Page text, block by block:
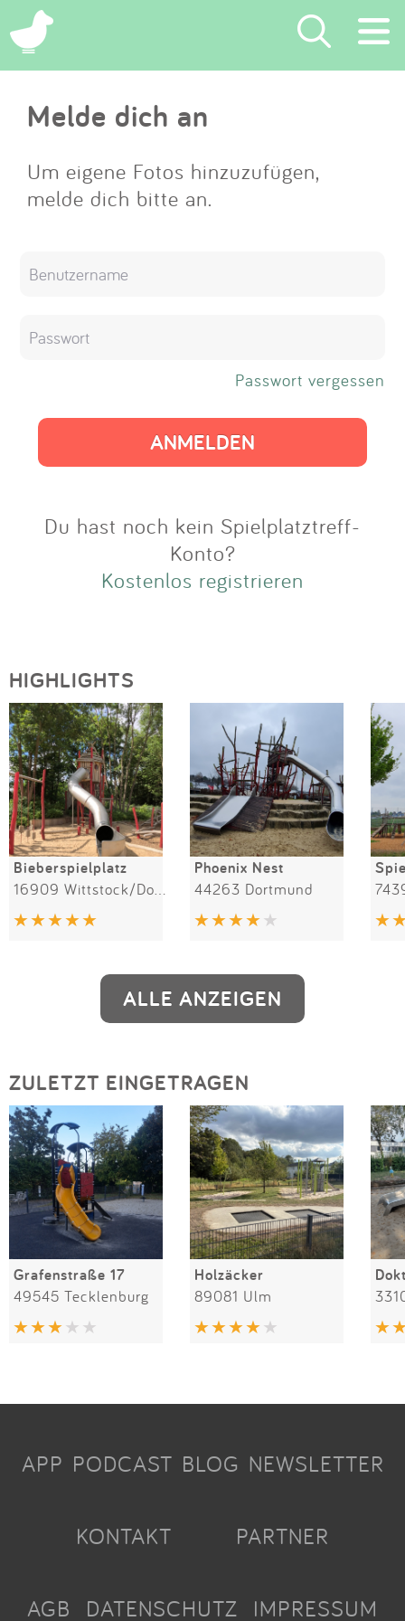
×
Suchen
Eintragen
App
Melde dich an
Um eigene Fotos hinzuzufügen,
melde dich bitte an.
Passwort vergessen
Du hast noch kein Spielplatztreff-
Konto?
Kostenlos registrieren
HIGHLIGHTS
Bieberspielplatz Phoenix Nest
44263 Dortmund
ALLE ANZEIGEN
ZULETZT EINGETRAGEN
Grafenstraße 17
49545 Tecklenburg
Holzäcker
89081 Ulm
APP PODCAST BLOG NEWSLETTER
KONTAKT PARTNER
AGB DATENSCHUTZ IMPRESSUM